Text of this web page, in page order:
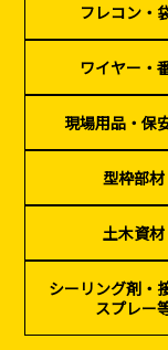
フレコン・
ワイヤー・
現場用品・保
型枠部材
土木資材
シーリング剤・
スプレー